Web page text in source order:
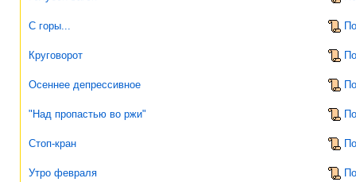
С горы...
Круговорот
Осеннее депрессивное
"Над пропастью во ржи"
Стоп-кран
Утро февраля